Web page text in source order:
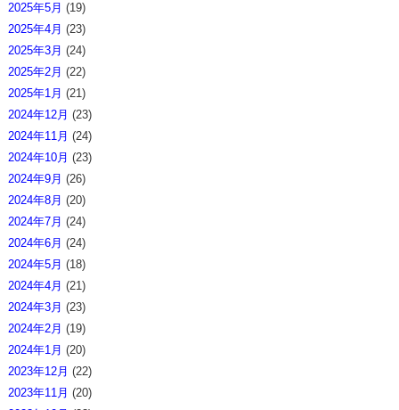
2025年5月 (19)
2025年4月 (23)
2025年3月 (24)
2025年2月 (22)
2025年1月 (21)
2024年12月 (23)
2024年11月 (24)
2024年10月 (23)
2024年9月 (26)
2024年8月 (20)
2024年7月 (24)
2024年6月 (24)
2024年5月 (18)
2024年4月 (21)
2024年3月 (23)
2024年2月 (19)
2024年1月 (20)
2023年12月 (22)
2023年11月 (20)